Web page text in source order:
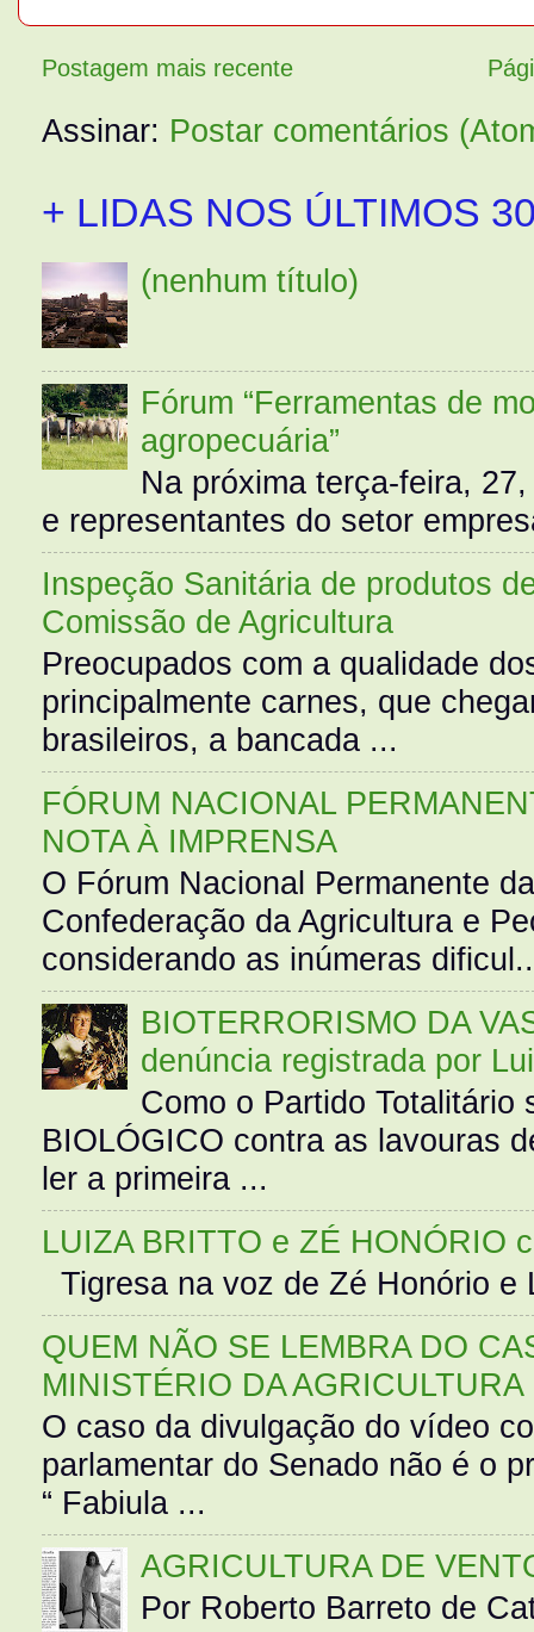
Postagem mais recente
Assinar: Postar comentários
+ LIDAS NOS ÚLTIMOS
(nenhum título)
Fórum “Ferramentas de
agropecuária”
Na próxima terça-feira,
e representantes do setor
Inspeção Sanitária de produtos
Comissão de Agricultura
Preocupados com a qualidade
principalmente carnes, que
brasileiros, a bancada ...
FÓRUM NACIONAL
NOTA À IMPRENSA
O Fórum Nacional Permanente
Confederação da Agricultura e
considerando as inúmeras
BIOTERRORISMO DA
denúncia registrada por
Como o Partido Totalitário
BIOLÓGICO contra as lavouras
ler a primeira ...
LUIZA BRITTO e ZÉ HONÓRIO
Tigresa na voz de Zé Honório
QUEM NÃO SE LEMBRA DO
MINISTÉRIO DA AGRICULTURA
O caso da divulgação do vídeo
parlamentar do Senado não é o
“ Fabiula ...
AGRICULTURA DE
Por Roberto Barreto de